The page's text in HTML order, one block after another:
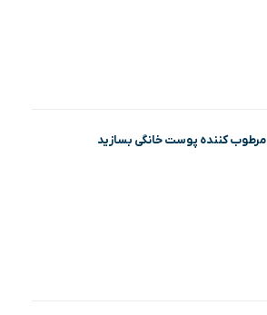
مرطوب کننده پوست خانگی بسازید